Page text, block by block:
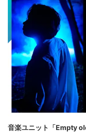
音楽ユニット「Empty